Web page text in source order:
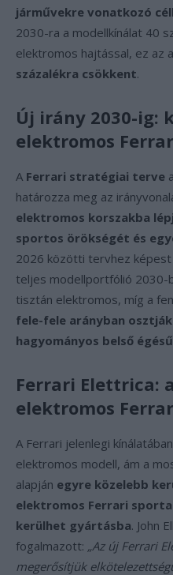
járművekre vonatkozó
2030-ra a modellkínálat 40
elektromos hajtással, ez az
százalékra csökkent.
Új irány 2030-ig:
elektromos
A Ferrari stratégiai terve
határozza meg az
elektromos korszakba
sportos örökségét és
2026 közötti tervhez képest
teljes modellportfólió 2030-
tisztán elektromos, míg a
fele-fele arányban
hagyományos belső
Ferrari Elettrica:
elektromos
A Ferrari jelenlegi
elektromos modell, ám a
alapján egyre közelebb
elektromos Ferrari
kerülhet gyártásba. John
fogalmazott: „Az új Ferrari
megerősítjük